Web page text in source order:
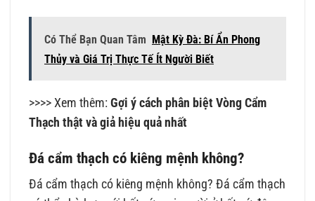
Có Thể Bạn Quan Tâm Mật Kỳ Đà: Bí Ẩn Phong
Thủy và Giá Trị Thực Tế Ít Người Biết
>>>> Xem thêm:Gợi ý cách phân biệt Vòng Cẩm
Thạch thật và giả hiệu quả nhất
Đá cẩm thạch có kiêng mệnh không?
Đá cẩm thạch có kiêng mệnh không? Đá cẩm thạch